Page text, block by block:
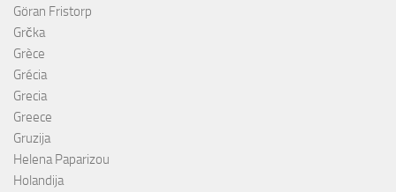
Göran Fristorp
Grčka
Grèce
Grécia
Grecia
Greece
Gruzija
Helena Paparizou
Holandija